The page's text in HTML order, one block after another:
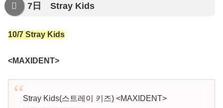
7日 Stray Kids
10/7 Stray Kids
<MAXIDENT>
Stray Kids(스트레이 키즈) <MAXIDENT>